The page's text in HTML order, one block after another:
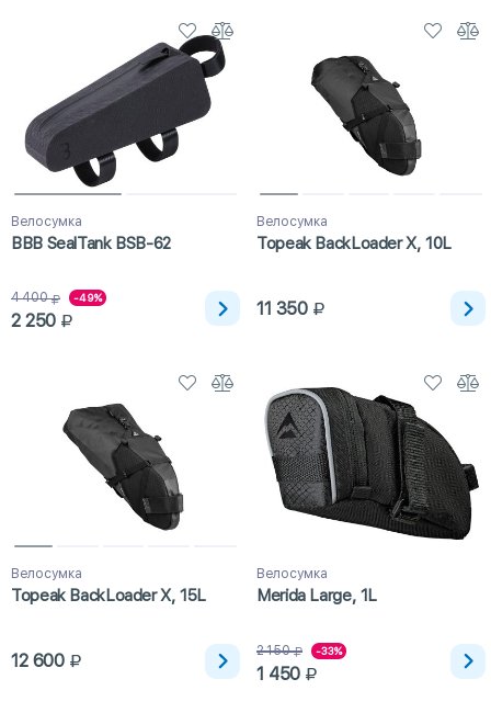
Велосумка
BBB SealTank BSB-62
4 400 -49%
2 250
Велосумка
Topeak BackLoader X, 10L
11 350
Велосумка
Topeak BackLoader X, 15L
12 600
Велосумка
Merida Large, 1L
2 150 -33%
1 450